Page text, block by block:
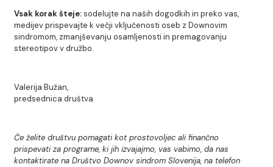
Vsak korak šteje:sodelujte na naših dogodkih in preko vas,
medijev prispevajte k večji vključenosti oseb z Downovim
sindromom, zmanjševanju osamljenosti in premagovanju
stereotipov v družbo.
Valerija Bužan,
predsednica društva
Če želite društvu pomagati kot prostovoljec ali finančno
prispevati za programe, ki jih izvajajmo, vas vabimo, da nas
kontaktirate na Društvo Downov sindrom Slovenija, na telefon